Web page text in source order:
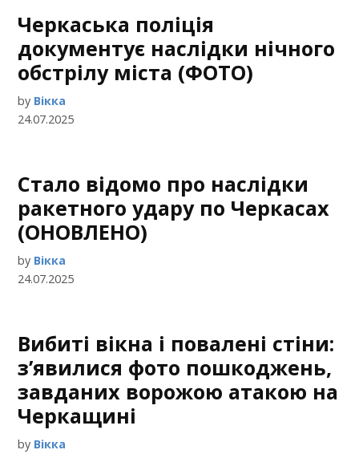
Черкаська поліція
документує наслідки нічного
обстрілу міста (ФОТО)
by Вікка
24.07.2025
Стало відомо про наслідки
ракетного удару по Черкасах
(ОНОВЛЕНО)
by Вікка
24.07.2025
Вибиті вікна і повалені стіни:
з’явилися фото пошкоджень,
завданих ворожою атакою на
Черкащині
by Вікка